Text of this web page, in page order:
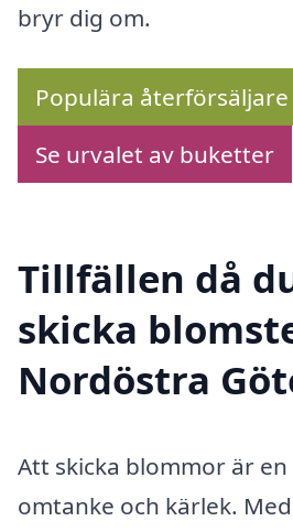
bryr dig om.
Populära återförsäljare
Se urvalet av buketter
Tillfällen då
skicka
Nordöstra
Att skicka blommor är
omtanke och kärlek.